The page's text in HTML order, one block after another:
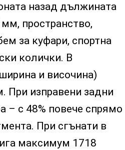
назад дължината
пространство,
за куфари, спортна
колички. В
и височина)
При изправени задни
– с 48% повече спрямо
При сгънати в
максимум 1718